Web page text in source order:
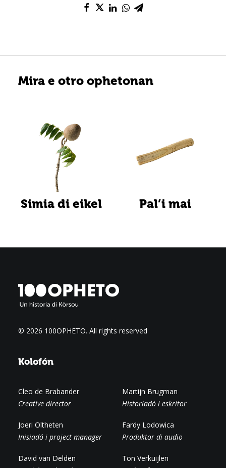
Mira e otro ophetonan
Simia di eikel Pal’i mai
© 2026 100OPHETO. All rights reserved
Kolofón
Cleo de Brabander
Creative director
Joeri Oltheten
Inisiadó i project manager
David van Delden
Martijn Brugman
Historiadó i eskritor
Fardy Lodowica
Produktor di audio
Ton Verkuijlen